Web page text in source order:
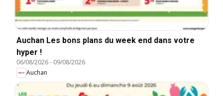
Auchan Les bons plans du week end dans votre
hyper !
06/08/2026- 09/08/2026
Auchan